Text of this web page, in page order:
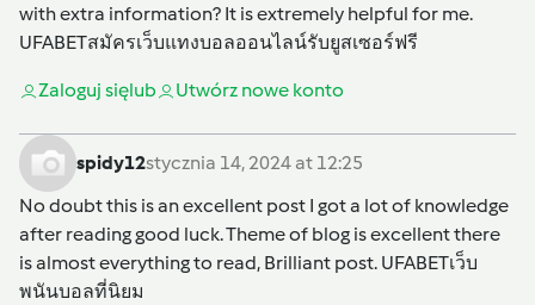
with extra information? It is extremely helpful for me.
UFABETสมัครเว็บแทงบอลออนไลน์รับยูสเซอร์ฟรี
Zaloguj sięlub Utwórz nowe konto
spidy12stycznia 14, 2024 at 12:25
No doubt this is an excellent post I got a lot of knowledge
after reading good luck. Theme of blog is excellent there
is almost everything to read, Brilliant post. UFABETเว็บ
พนันบอลที่นิยม